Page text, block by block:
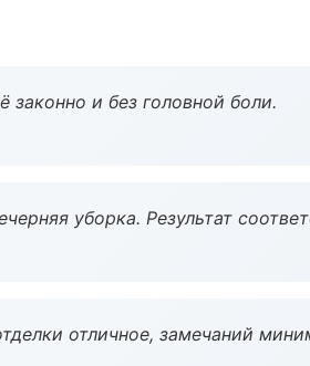
законно и без головной боли.
уборка. Результат
отличное, замечаний